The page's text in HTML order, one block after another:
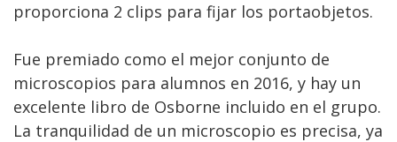
proporciona 2 clips para fijar los portaobjetos.
Fue premiado como el mejor conjunto de
microscopios para alumnos en 2016, y hay un
excelente libro de Osborne incluido en el grupo.
La tranquilidad de un microscopio es precisa, ya